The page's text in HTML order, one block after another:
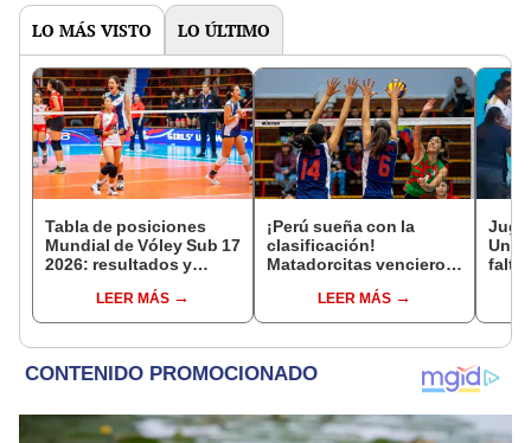
LO MÁS VISTO LO ÚLTIMO
Tabla de posiciones
Mundial de Vóley Sub 17
2026: resultados y
de gruposLEER MÁS
¡Perú sueña con la
clasificación!
Matadorcitas vencieron
Mundial de Vóley Sub 17
LEER MÁS
falta
que